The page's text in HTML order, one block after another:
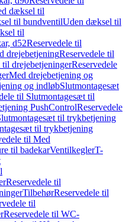
dæksel til
til bundventilUden dæksel til
til
d52Reservedele til
drejebetjeningReservedele til
drejebetjeningerReservedele
Med drejebetjening og
og indløbSlutmontagesæt
til Slutmontagesæt til
PushControlReservedele
til trykbetjening
til trykbetjening
til Med
til badekarVentilkeglerT-
Reservedele til
TilbehørReservedele til
til
Reservedele til WC-